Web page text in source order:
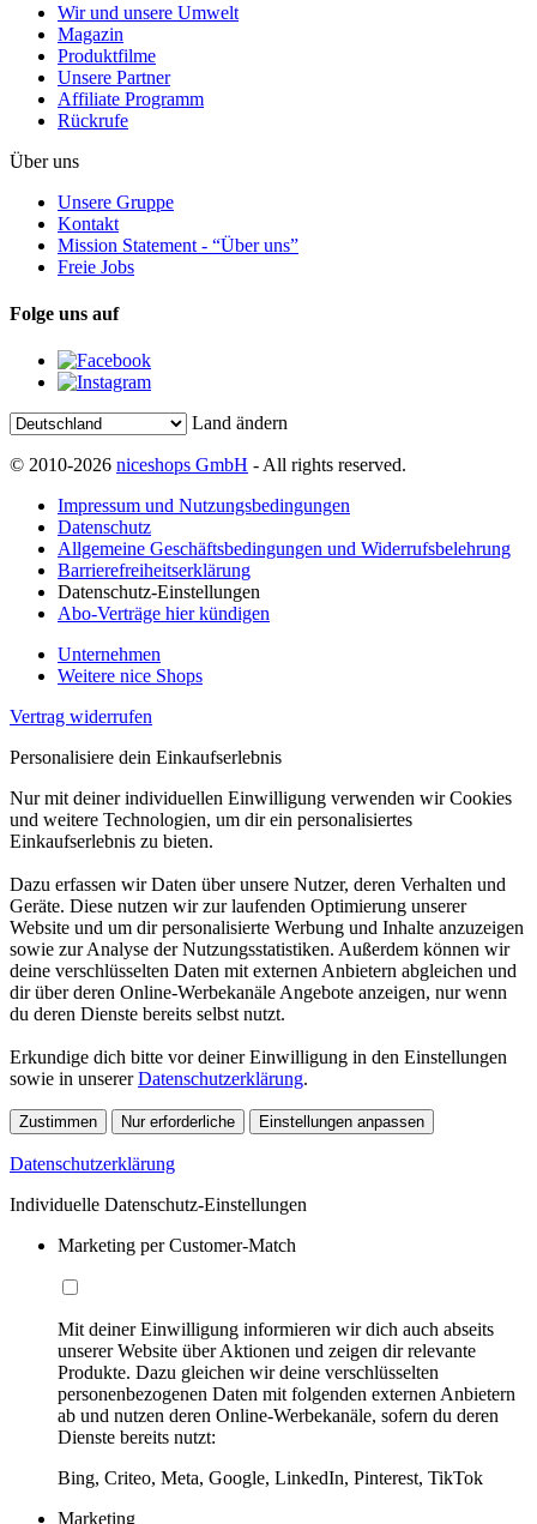
Wir und unsere Umwelt
Magazin
Produktfilme
Unsere Partner
Affiliate Programm
Rückrufe
Über uns
Unsere Gruppe
Kontakt
Mission Statement - “Über uns”
Freie Jobs
Folge uns auf
Land ändern
© 2010-2026 niceshops GmbH - All rights reserved.
Impressum und Nutzungsbedingungen
Datenschutz
Allgemeine Geschäftsbedingungen und Widerrufsbelehrung
Barrierefreiheitserklärung
Datenschutz-Einstellungen
Abo-Verträge hier kündigen
Unternehmen
Weitere nice Shops
Vertrag widerrufen
Personalisiere dein Einkaufserlebnis
Nur mit deiner individuellen Einwilligung verwenden wir Cookies
und weitere Technologien, um dir ein personalisiertes
Einkaufserlebnis zu bieten.
Dazu erfassen wir Daten über unsere Nutzer, deren Verhalten und
Geräte. Diese nutzen wir zur laufenden Optimierung unserer
Website und um dir personalisierte Werbung und Inhalte anzuzeigen
sowie zur Analyse der Nutzungsstatistiken. Außerdem können wir
deine verschlüsselten Daten mit externen Anbietern abgleichen und
dir über deren Online-Werbekanäle Angebote anzeigen, nur wenn
du deren Dienste bereits selbst nutzt.
Erkundige dich bitte vor deiner Einwilligung in den Einstellungen
sowie in unsererDatenschutzerklärung.
Zustimmen Nur erforderliche Einstellungen anpassen
Datenschutzerklärung
Individuelle Datenschutz-Einstellungen
Marketing per Customer-Match
Mit deiner Einwilligung informieren wir dich auch abseits
unserer Website über Aktionen und zeigen dir relevante
Produkte. Dazu gleichen wir deine verschlüsselten
personenbezogenen Daten mit folgenden externen Anbietern
ab und nutzen deren Online-Werbekanäle, sofern du deren
Dienste bereits nutzt:
Bing, Criteo, Meta, Google, LinkedIn, Pinterest, TikTok
Marketing